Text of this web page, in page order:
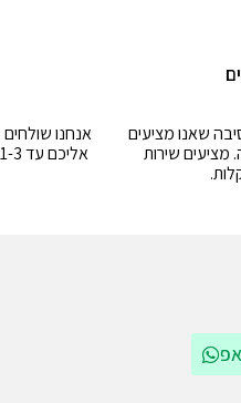
שאנו מציעים
מציעים שירות
אנחנו
אליכם עד 1-3 ימים. גם לשירות החלפות & החזרות